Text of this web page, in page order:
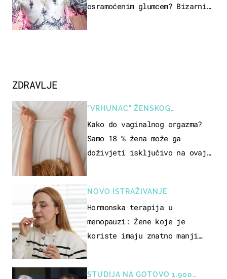
osramoćenim glumcem? Bizarni
ZDRAVLJE
"VRHUNAC" ŽENSKOG
SEKSUALNOG ISKUSTVA
Kako do vaginalnog orgazma?
Samo 18 % žena može ga
doživjeti isključivo na ovaj
NOVO ISTRAŽIVANJE
Hormonska terapija u
menopauzi: Žene koje je
koriste imaju znatno manji
STUDIJA NA GOTOVO 1.900